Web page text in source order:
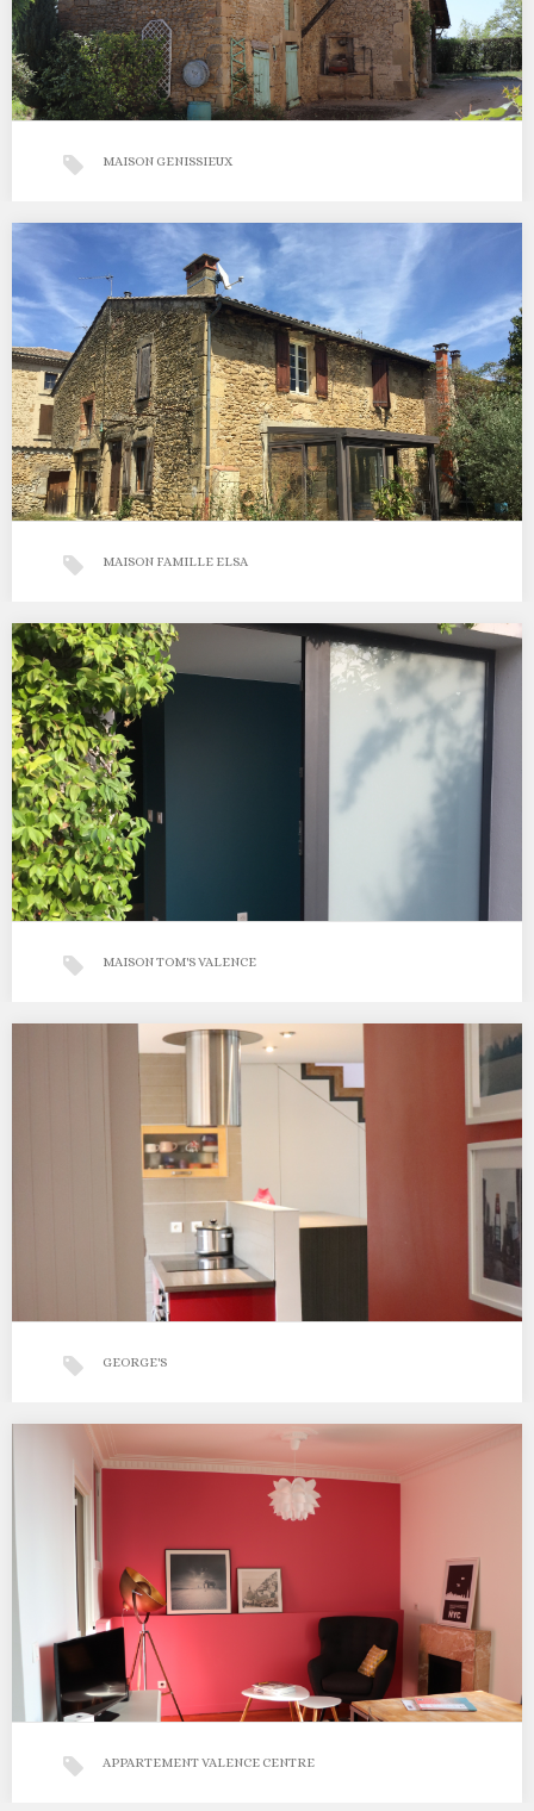
Maison Genissieux
MAISON GENISSIEUX
Maison de famille Elsa
…
MAISON FAMILLE ELSA
Maison Tom’s
MAISON TOM'S VALENCE
MAISON GEORGE’S
La maison George’s Prise en charge de la conception /
réalisation de cette maison de 130m2…
GEORGE'S
APPARTEMENT VALENCE CENTRE